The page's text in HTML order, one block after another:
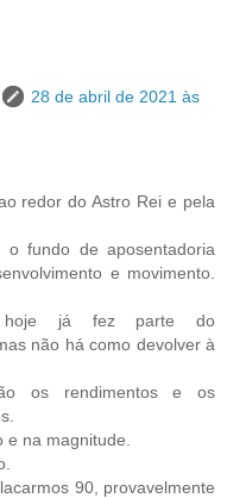
28 de abril de 2021 às
redor do Astro Rei e pela
o fundo de aposentadoria
e movimento.
hoje já fez parte do
não há como devolver à
os rendimentos e os
na magnitude.
90, provavelmente